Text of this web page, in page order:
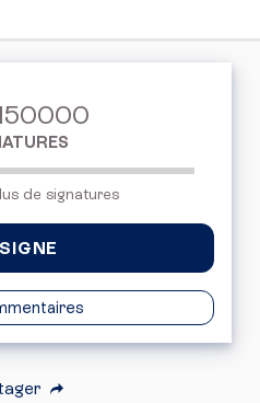
de signatures